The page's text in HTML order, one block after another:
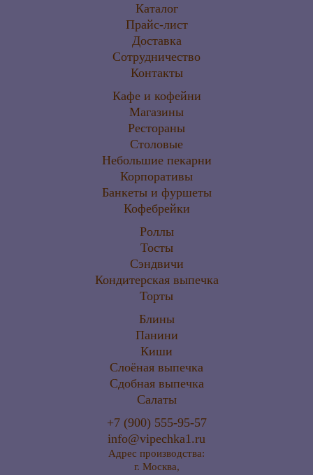
Каталог
Прайс-лист
Доставка
Сотрудничество
Контакты
Кафе и кофейни
Магазины
Рестораны
Столовые
Небольшие пекарни
Корпоративы
Банкеты и фуршеты
Кофебрейки
Роллы
Тосты
Сэндвичи
Кондитерская выпечка
Торты
Блины
Панини
Киши
Слоёная выпечка
Сдобная выпечка
Салаты
+7 (900) 555-95-57
info@vipechka1.ru
Адрес производства:
г. Москва,